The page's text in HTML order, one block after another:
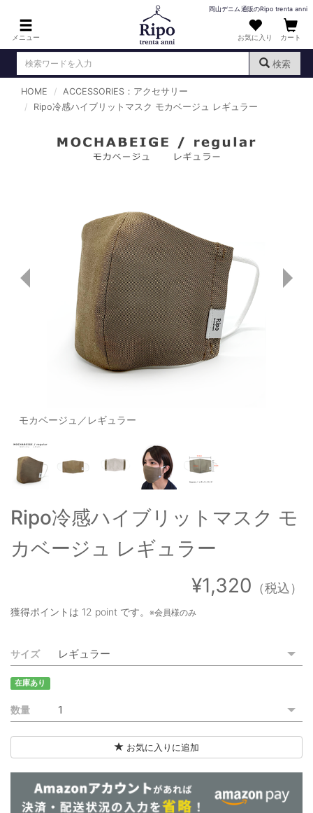
メニュー
岡山デニム通販のRipo trenta anni
お気に入り カート
検索
ログイン （新規会員登録）
MENS : メンズ
DENIM : デニム
TOPS : トップス
T-SHIRT : Tシャツ
KNIT : ニット
SHIRT : シャツ
OUTERS : アウター
LADIES : レディース
DENIM : デニム
OUTERS : アウター
MENS : メンズ
LADIES : レディース
お買い物カゴ
特定商取引法に基づく表記
HOME
ACCESSORIES：アクセサリー
Ripo冷感ハイブリットマスク モカベージュ レギュラー
モカベージュ／レギュラー
Ripo冷感ハイブリットマスク モ
カベージュ レギュラー
¥1,320 （税込）
獲得ポイントは 12 point です。 ※会員様のみ
サイズ
在庫あり
数量
お気に入りに追加